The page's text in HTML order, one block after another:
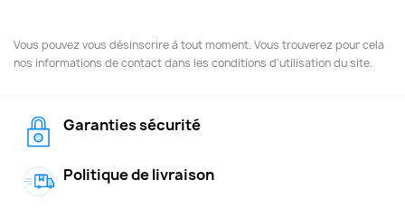
Vous pouvez vous désinscrire à tout moment. Vous trouverez pour cela
nos informations de contact dans les conditions d'utilisation du site.
Garanties sécurité
Politique de livraison